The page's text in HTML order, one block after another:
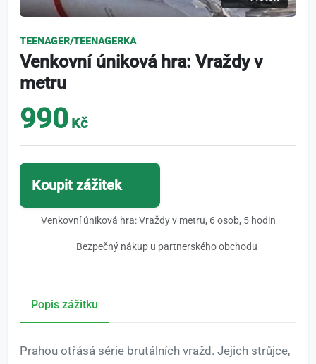
TEENAGER/TEENAGERKA
Venkovní úniková hra: Vraždy v
metru
990 Kč
Koupit zážitek
Venkovní úniková hra: Vraždy v metru, 6 osob, 5 hodin
Bezpečný nákup u partnerského obchodu
Popis zážitku
Prahou otřásá série brutálních vražd. Jejich strůjce,